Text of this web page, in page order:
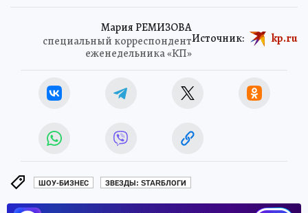
Мария РЕМИЗОВА
специальный корреспондент
еженедельника «КП»
Источник: kp.ru
ШОУ-БИЗНЕС ЗВЕЗДЫ: STARБЛОГИ